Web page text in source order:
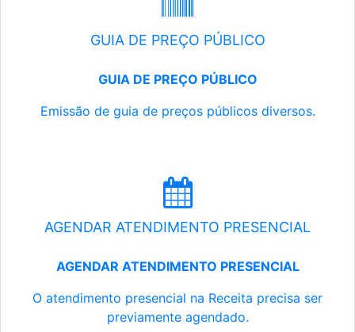
GUIA DE PREÇO PÚBLICO
GUIA DE PREÇO PÚBLICO
Emissão de guia de preços públicos diversos.
AGENDAR ATENDIMENTO PRESENCIAL
AGENDAR ATENDIMENTO PRESENCIAL
O atendimento presencial na Receita precisa ser
previamente agendado.